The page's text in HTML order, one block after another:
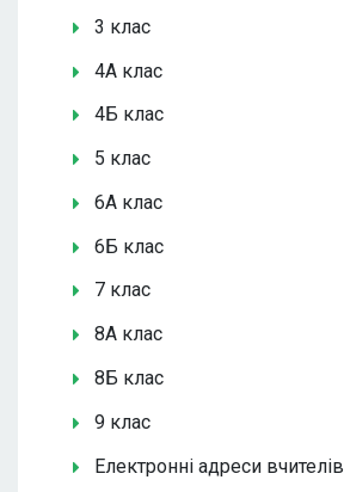
3 клас
4А клас
4Б клас
5 клас
6А клас
6Б клас
7 клас
8А клас
8Б клас
9 клас
Електронні адреси вчителів